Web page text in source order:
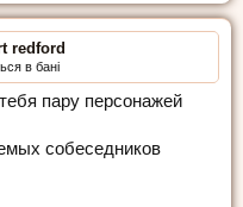
redford
в бані
пару персонажей
собеседников